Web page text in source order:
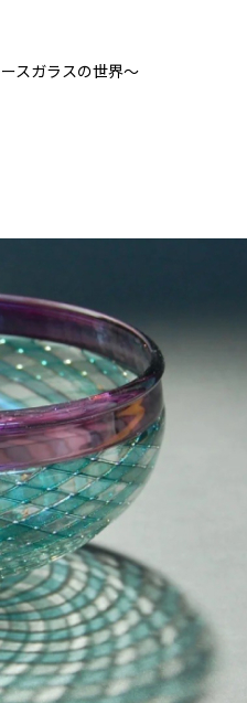
スガラスの世界〜